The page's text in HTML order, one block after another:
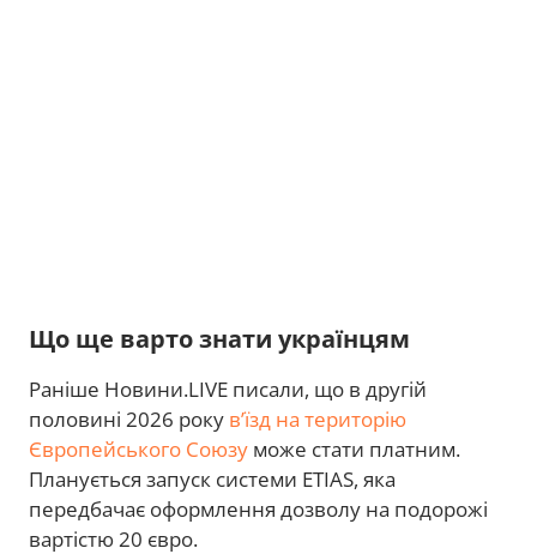
Що ще варто знати українцям
Раніше Новини.LIVE писали, що в другій
половині 2026 року в’їзд на територію
Європейського Союзу може стати платним.
Планується запуск системи ETIAS, яка
передбачає оформлення дозволу на подорожі
вартістю 20 євро.